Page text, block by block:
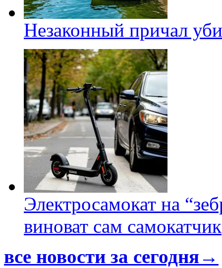
Незаконный причал
Электросамокат на
виноват сам самокатчик
все новости за сегодня→